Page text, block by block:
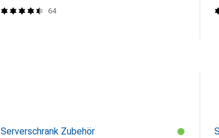
64
Serverschrank Zubehör